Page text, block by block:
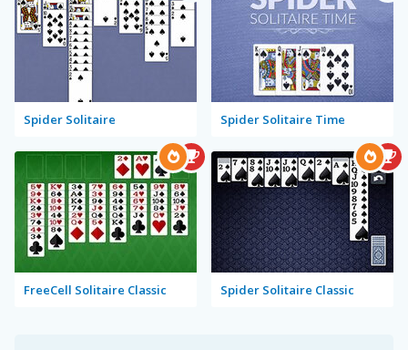
Spider Solitaire Spider Solitaire Time
FreeCell Solitaire Classic Spider Solitaire Classic